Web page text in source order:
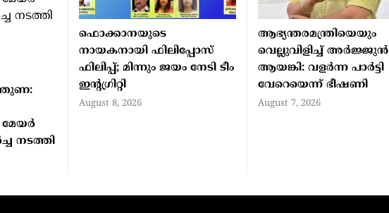
മേയര്‍
നടത്തി
ഫൊക്കാനയുടെ
നായകനായി ഫിലിപ്പോസ്
ഫിലിപ്പ്; മിന്നും ജയം നേടി ടീം
ഇന്റഗ്രിറ്റി
August 8, 2026
ആഭ്യന്തരമന്ത്രിയെയും
വെല്ലുവിളിച്ച് അര്‍ജ്ജുന്‍
ആയങ്കി: വളര്‍ന്ന പാര്‍ട്ടി
വേറെയെന്ന് ഭീഷണി
August 7, 2026